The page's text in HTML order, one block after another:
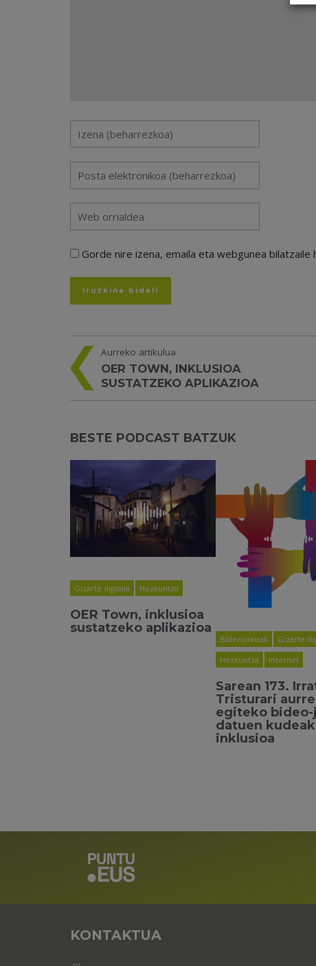
Gorde nire izena, emaila eta webgunea
Aurreko artikulua
OER TOWN, INKLUSIOA
SUSTATZEKO APLIKAZIOA
BESTE PODCAST BATZUK
Gizarte digitala Hezkuntza
OER Town, inklusioa
sustatzeko aplikazioa
Bideojokoak
Gizarte
Hezkuntza
Internet
Sarean 173.
Tristurari aurre
egiteko bideo-
datuen
inklusioa
KONTAKTUA